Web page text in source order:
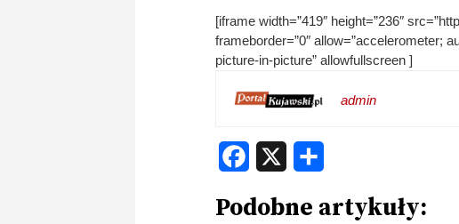
[iframe width=”419″ height=”236″
frameborder=”0″ allow=”accelerometer;
picture-in-picture” allowfullscreen ]
admin
Facebook
Podobne artykuły: